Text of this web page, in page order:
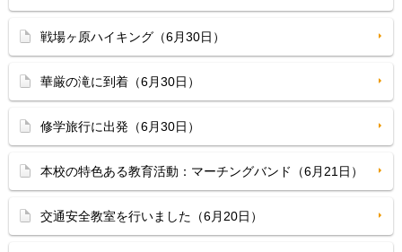
戦場ヶ原ハイキング（6月30日）
華厳の滝に到着（6月30日）
修学旅行に出発（6月30日）
本校の特色ある教育活動：マーチングバンド（6月21日）
交通安全教室を行いました（6月20日）